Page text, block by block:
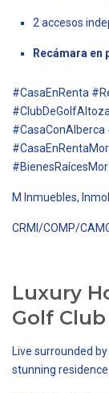
2 accesos
Recámara en
#CasaEnRenta
#CasaConAlberca
M Inmuebles,
CRMI/COMP/
Luxury
Golf
Live surrounded
stunning